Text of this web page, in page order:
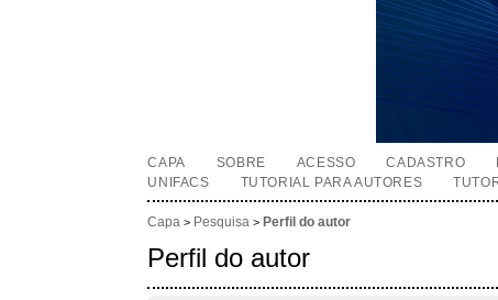
CAPA SOBRE ACESSO CADASTRO
UNIFACS
TUTORIAL PARA AUTORES
Capa > Pesquisa > Perfil do autor
Perfil do autor